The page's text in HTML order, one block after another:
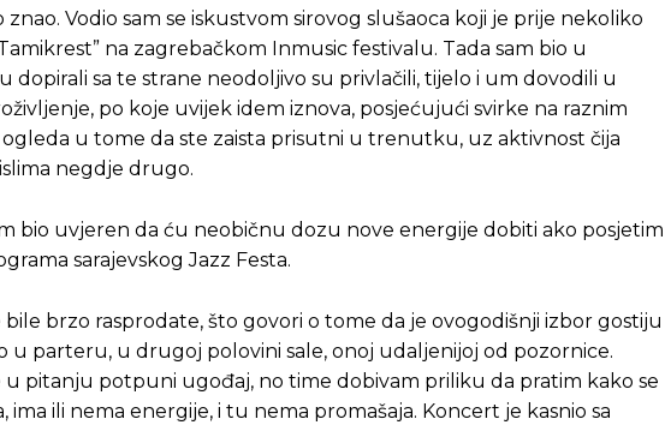
znao. Vodio sam se iskustvom sirovog slušaoca koji je prije nekoliko
na zagrebačkom Inmusic festivalu. Tada sam bio u
sa te strane neodoljivo su privlačili, tijelo i um dovodili u
po koje uvijek idem iznova, posjećujući svirke na raznim
u tome da ste zaista prisutni u trenutku, uz aktivnost čija
negdje drugo.
bio uvjeren da ću neobičnu dozu nove energije dobiti ako posjetim
sarajevskog Jazz Festa.
brzo rasprodate, što govori o tome da je ovogodišnji izbor gostiju
u parteru, u drugoj polovini sale, onoj udaljenijoj od pozornice.
u pitanju potpuni ugođaj, no time dobivam priliku da pratim kako se
ili nema energije, i tu nema promašaja. Koncert je kasnio sa